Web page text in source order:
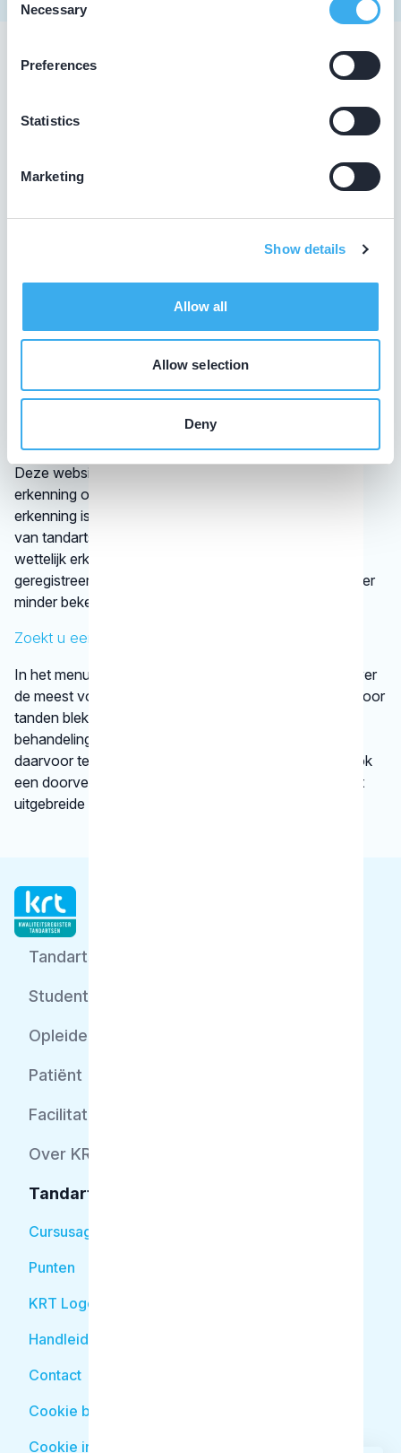
Selection
Necessary
Preferences
Statistics
Marketing
Show details
Allow all
Allow selection
Deny
Tandarts in Sommelsdijk
Zoekt u een tandarts in Sommelsdijk ? In de lijst hierboven
kaartweergave aanklikken. Dan ziet u op een kaart van
daarentegen wel belangrijk dat tandheelkundigen hun
leven lang blijven leren. Op die manier zijn ze op de
hoogte van de nieuwste tandheelkundige technieken.
zien dat zij hun vak bijhouden.
Deze website vermeldt alleen disciplines met een
erkenning op basis van vastgestelde criteria. Die
erkenning is afgegeven door een vereniging
van tandartsen. De kaakchirurg en de orthodontist zijn
wettelijk erkende specialisaties. Alle specialisten staan
geregistreerd in het
. Bij disciplines waarover
minder bekend is, verwijst het KRT door.
Zoekt u een specifieke behandeling?
In het menu onder
vindt u informatie over
de meest voorkomende behandelingen, bijvoorbeeld voor
tanden bleken. We vertellen kort en krachtig wat een
behandeling inhoudt en bij welke gebitsspecialist u
daarvoor terecht kunt. Per type behandeling vindt u ook
een doorverwijzing naar een betrouwbare website met
uitgebreide informatie.
Tandarts
Student
Opleider
Patiënt
Facilitator
Over KRT
Tandarts
Cursusagenda
Punten
KRT Logo
Handleiding Tandarts
Contact
Cookie beleid
Cookie instellingen